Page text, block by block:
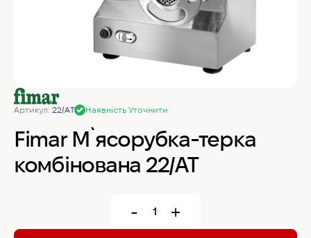
MyChef Пароконвекційна піч Cook Master 6
IRINOX Холодильна шафа N*ICE
Samaref Холодильна шафа PF 600 TN
Rational Пароконвекційна піч газова iCombi
Pro 6-1/1
Артикул: 22/AT Наявність Уточнити
Fimar М`ясорубка-терка
комбінована 22/AT
- +